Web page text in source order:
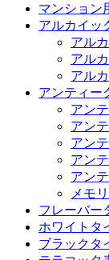
マンション
アルカイッ
アル
アル
アル
アンティー
アン
アン
アン
アン
アン
メモ
フレーバー
ホワイトタ
ブラックタ